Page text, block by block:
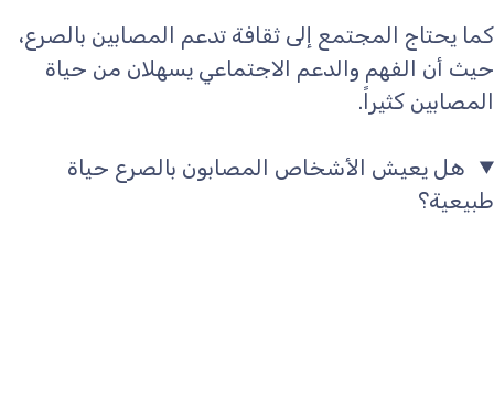
كما يحتاج المجتمع إلى ثقافة تدعم المصابين بالصرع،
حيث أن الفهم والدعم الاجتماعي يسهلان من حياة
المصابين كثيراً.
هل يعيش الأشخاص المصابون بالصرع حياة
طبيعية؟